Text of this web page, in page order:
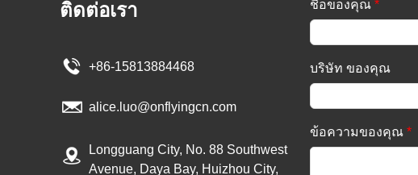
ชื่อของคุณ *
บริษัท ของคุณ
ข้อความของคุณ *
ติดต่อเรา
+86-15813884468
alice.luo@onflyingcn.com
Longguang City, No. 88 Southwest
Avenue, Daya Bay, Huizhou City,